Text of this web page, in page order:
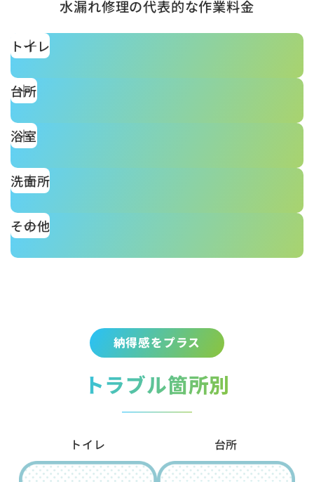
水漏れ修理の代表的な作業料金
トイレ
台所
浴室
洗面所
その他
納得感をプラス
トラブル箇所別
トイレ 台所